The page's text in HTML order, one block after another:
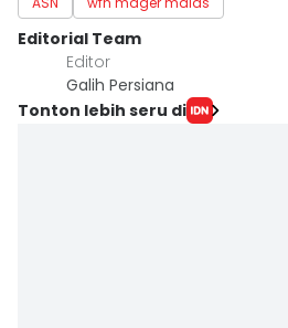
Editorial Team
Editor
Galih Persiana
Tonton lebih seru di